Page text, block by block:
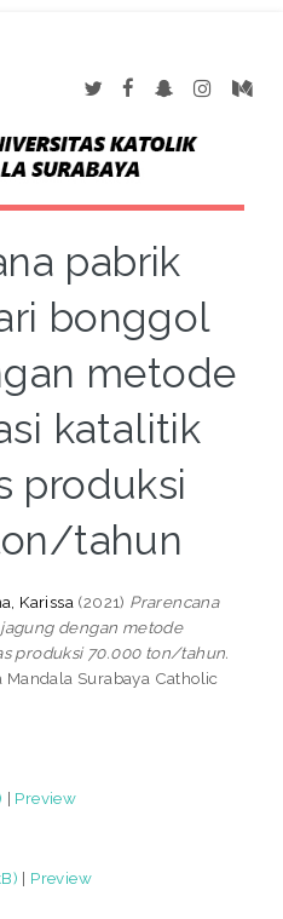
pabrik
bonggol
metode
katalitik
produksi
tahun
Karissa (2021) Prarencana
dengan metode
produksi 70.000 ton/tahun.
Surabaya Catholic
| Preview
| Preview